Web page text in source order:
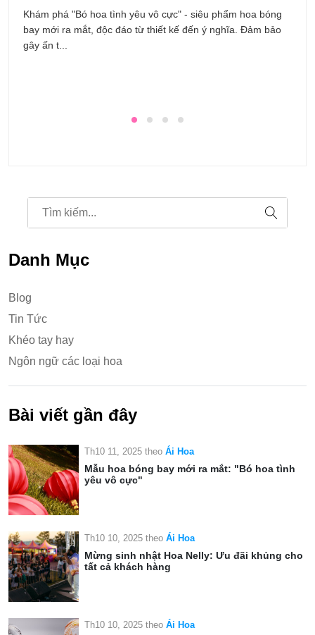
Khám phá "Bó hoa tình yêu vô cực" - siêu phẩm hoa bóng
bay mới ra mắt, độc đáo từ thiết kế đến ý nghĩa. Đảm bảo
gây ấn t...
Danh Mục
Blog
Tin Tức
Khéo tay hay
Ngôn ngữ các loại hoa
Bài viết gần đây
Th10 11, 2025 theo Ái Hoa
Mẫu hoa bóng bay mới ra mắt: "Bó hoa tình
yêu vô cực"
Th10 10, 2025 theo Ái Hoa
Mừng sinh nhật Hoa Nelly: Ưu đãi khủng cho
tất cả khách hàng
Th10 10, 2025 theo Ái Hoa